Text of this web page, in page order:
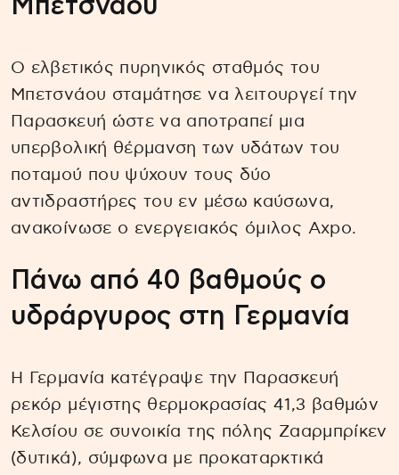
Μπετσνάου
Ο ελβετικός πυρηνικός σταθμός του
Μπετσνάου σταμάτησε να λειτουργεί την
Παρασκευή ώστε να αποτραπεί μια
υπερβολική θέρμανση των υδάτων του
ποταμού που ψύχουν τους δύο
αντιδραστήρες του εν μέσω καύσωνα,
ανακοίνωσε ο ενεργειακός όμιλος Axpo.
Πάνω από 40 βαθμούς ο
υδράργυρος στη Γερμανία
Η Γερμανία κατέγραψε την Παρασκευή
ρεκόρ μέγιστης θερμοκρασίας 41,3 βαθμών
Κελσίου σε συνοικία της πόλης Ζααρμπρίκεν
(δυτικά), σύμφωνα με προκαταρκτικά